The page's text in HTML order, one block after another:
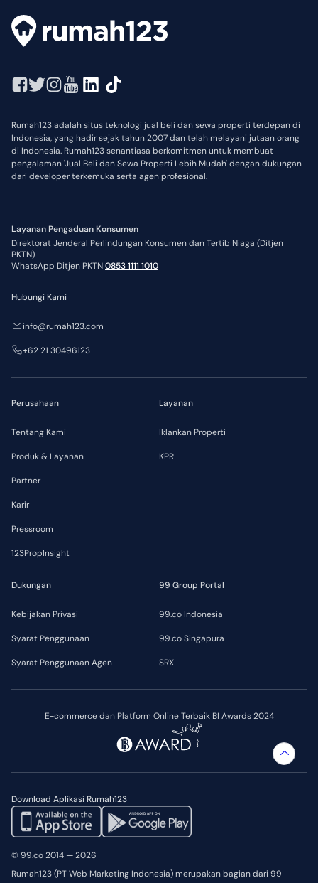
Rumah123 adalah situs teknologi jual beli dan sewa properti terdepan di
Indonesia, yang hadir sejak tahun 2007 dan telah melayani jutaan orang
di Indonesia. Rumah123 senantiasa berkomitmen untuk membuat
pengalaman 'Jual Beli dan Sewa Properti Lebih Mudah' dengan dukungan
dari developer terkemuka serta agen profesional.
Layanan Pengaduan Konsumen
Direktorat Jenderal Perlindungan Konsumen dan Tertib Niaga (Ditjen
PKTN)
WhatsApp Ditjen PKTN0853 1111 1010
E-commerce dan Platform Online Terbaik BI Awards 2024
Download Aplikasi Rumah123
Perusahaan
Tentang Kami
Produk & Layanan
Partner
Karir
Pressroom
123PropInsight
Layanan
Iklankan Properti
KPR
Dukungan
Kebijakan Privasi
Syarat Penggunaan
Syarat Penggunaan Agen
99 Group Portal
99.co Indonesia
99.co Singapura
SRX
Hubungi Kami
info@rumah123.com
+62 21 30496123
© 99.co 2014 — 2026
Rumah123 (PT Web Marketing Indonesia) merupakan bagian dari 99